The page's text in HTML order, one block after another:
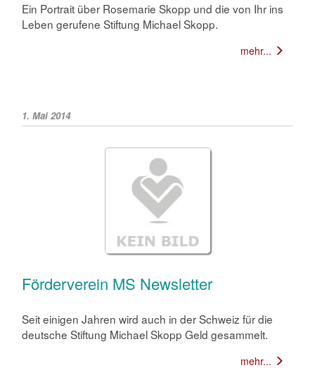
Ein Portrait über Rosemarie Skopp und die von Ihr ins
Leben gerufene Stiftung Michael Skopp.
mehr...
1. Mai 2014
Förderverein MS Newsletter
Seit einigen Jahren wird auch in der Schweiz für die
deutsche Stiftung Michael Skopp Geld gesammelt.
mehr...